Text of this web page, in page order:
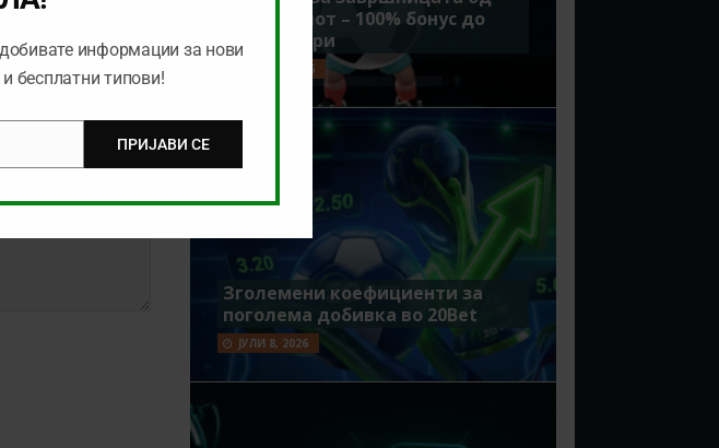
Мундијалот – 100% бонус до
7500 денари
ЈУЛИ 15, 2026
Зголемени коефициенти за
поголема добивка во 20Bet
ЈУЛИ 8, 2026
информации за нови
бесплатни типови!
ПРИЈАВИ СЕ